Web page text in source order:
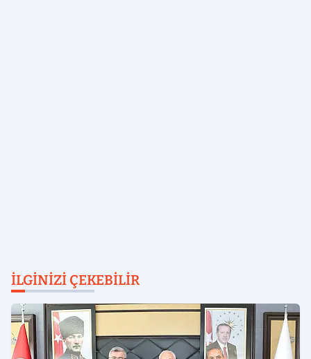
İLGINIZI ÇEKEBILIR